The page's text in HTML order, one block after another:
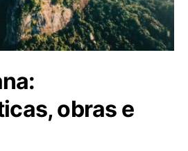
obras e